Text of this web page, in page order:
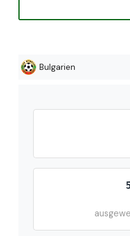
Bulgarien